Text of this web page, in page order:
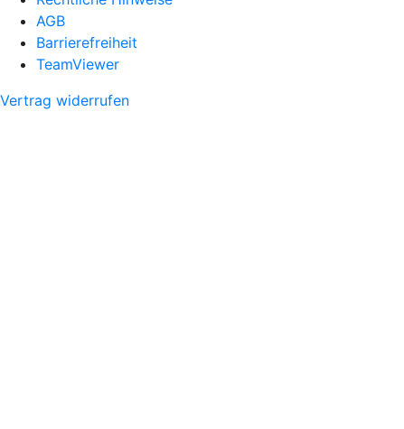
AGB
Barrierefreiheit
TeamViewer
Vertrag widerrufen